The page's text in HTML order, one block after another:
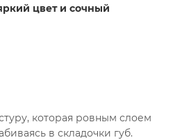
цвет и сочный
которая ровным слоем
в складочки губ.